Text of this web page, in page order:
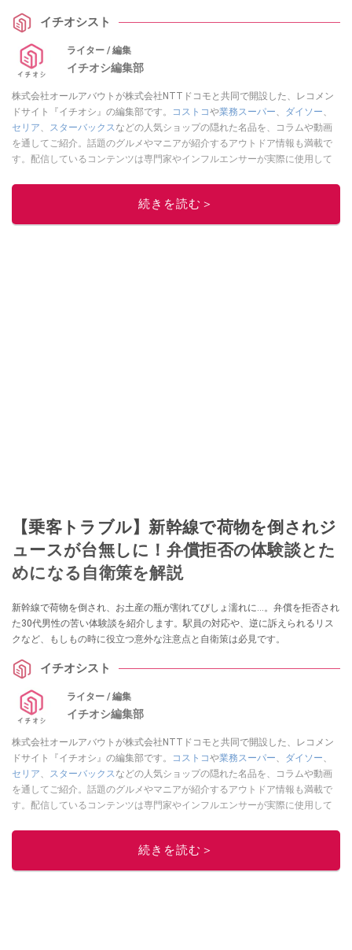
イチオシスト
ライター / 編集
イチオシ編集部
株式会社オールアバウトが株式会社NTTドコモと共同で開設した、レコメン
ドサイト『イチオシ』の編集部です。
コストコや業務スーパー ダイソー
セリア
スターバックス などの人気ショップの隠れた名品を、コラムや動画
を通してご紹介。話題のグルメやマニアが紹介するアウトドア情報も満載で
す。配信しているコンテンツは専門家やインフルエンサーが実際に使用して
ニュースでフォロー
続きを読む＞
【乗客トラブル】新幹線で荷物を倒されジ
ュースが台無しに！弁償拒否の体験談とた
めになる自衛策を解説
新幹線で荷物を倒され、お土産の瓶が割れてびしょ濡れに…。弁償を拒否され
た30代男性の苦い体験談を紹介します。駅員の対応や、逆に訴えられるリス
クなど、もしもの時に役立つ意外な注意点と自衛策は必見です。
イチオシスト
ライター / 編集
イチオシ編集部
株式会社オールアバウトが株式会社NTTドコモと共同で開設した、レコメン
ドサイト『イチオシ』の編集部です。
コストコや業務スーパー ダイソー
セリア
スターバックス などの人気ショップの隠れた名品を、コラムや動画
を通してご紹介。話題のグルメやマニアが紹介するアウトドア情報も満載で
す。配信しているコンテンツは専門家やインフルエンサーが実際に使用して
ニュースでフォロー
続きを読む＞